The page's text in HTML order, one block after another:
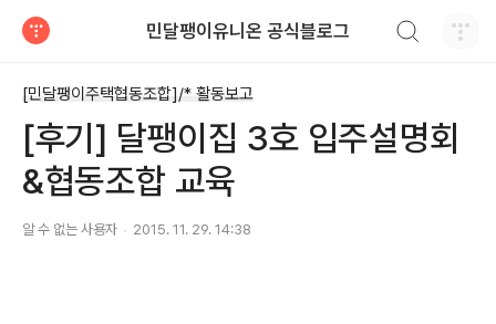
민달팽이유니온 공식블로그
[민달팽이주택협동조합]/* 활동보고
[후기] 달팽이집 3호 입주설명회
&협동조합 교육
알 수 없는 사용자 2015. 11. 29. 14:38